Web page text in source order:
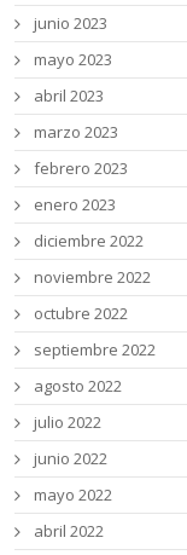
junio 2023
mayo 2023
abril 2023
marzo 2023
febrero 2023
enero 2023
diciembre 2022
noviembre 2022
octubre 2022
septiembre 2022
agosto 2022
julio 2022
junio 2022
mayo 2022
abril 2022